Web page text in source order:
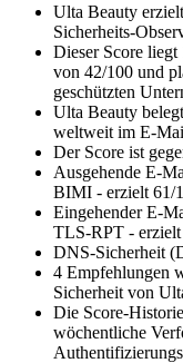
Ulta Beauty
Sicherheits-
Dieser Score
von 42/100 und
geschützten
Ulta Beauty
weltweit im E-
Der Score ist
Ausgehende E-
BIMI - erzielt 61/
Eingehender E-
TLS-RPT -
DNS-Sicherheit
4 Empfehlungen
Sicherheit von
Die Score-
wöchentliche